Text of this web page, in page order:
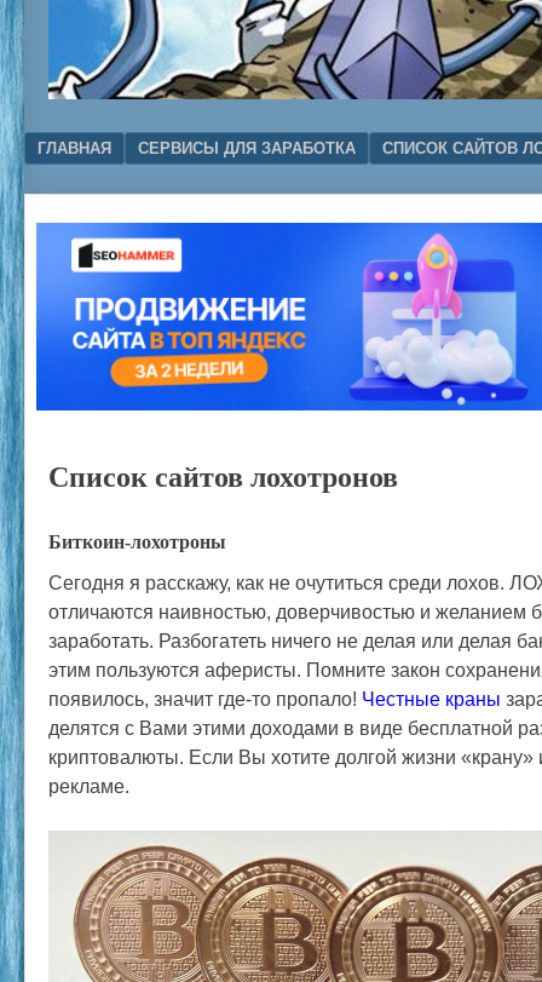
Menu
SKIP TO CONTENT
ГЛАВНАЯ СЕРВИСЫ ДЛЯ ЗАРАБОТКА СПИСОК САЙТОВ
Список сайтов лохотронов
Биткоин-лохотроны
Сегодня я расскажу, как не очутиться среди лохов.
отличаются наивностью, доверчивостью и желанием
заработать. Разбогатеть ничего не делая или делая
этим пользуются аферисты. Помните закон
появилось, значит где-то пропало! Честные краны
делятся с Вами этими доходами в виде бесплатной
криптовалюты. Если Вы хотите долгой жизни «крану»
рекламе.